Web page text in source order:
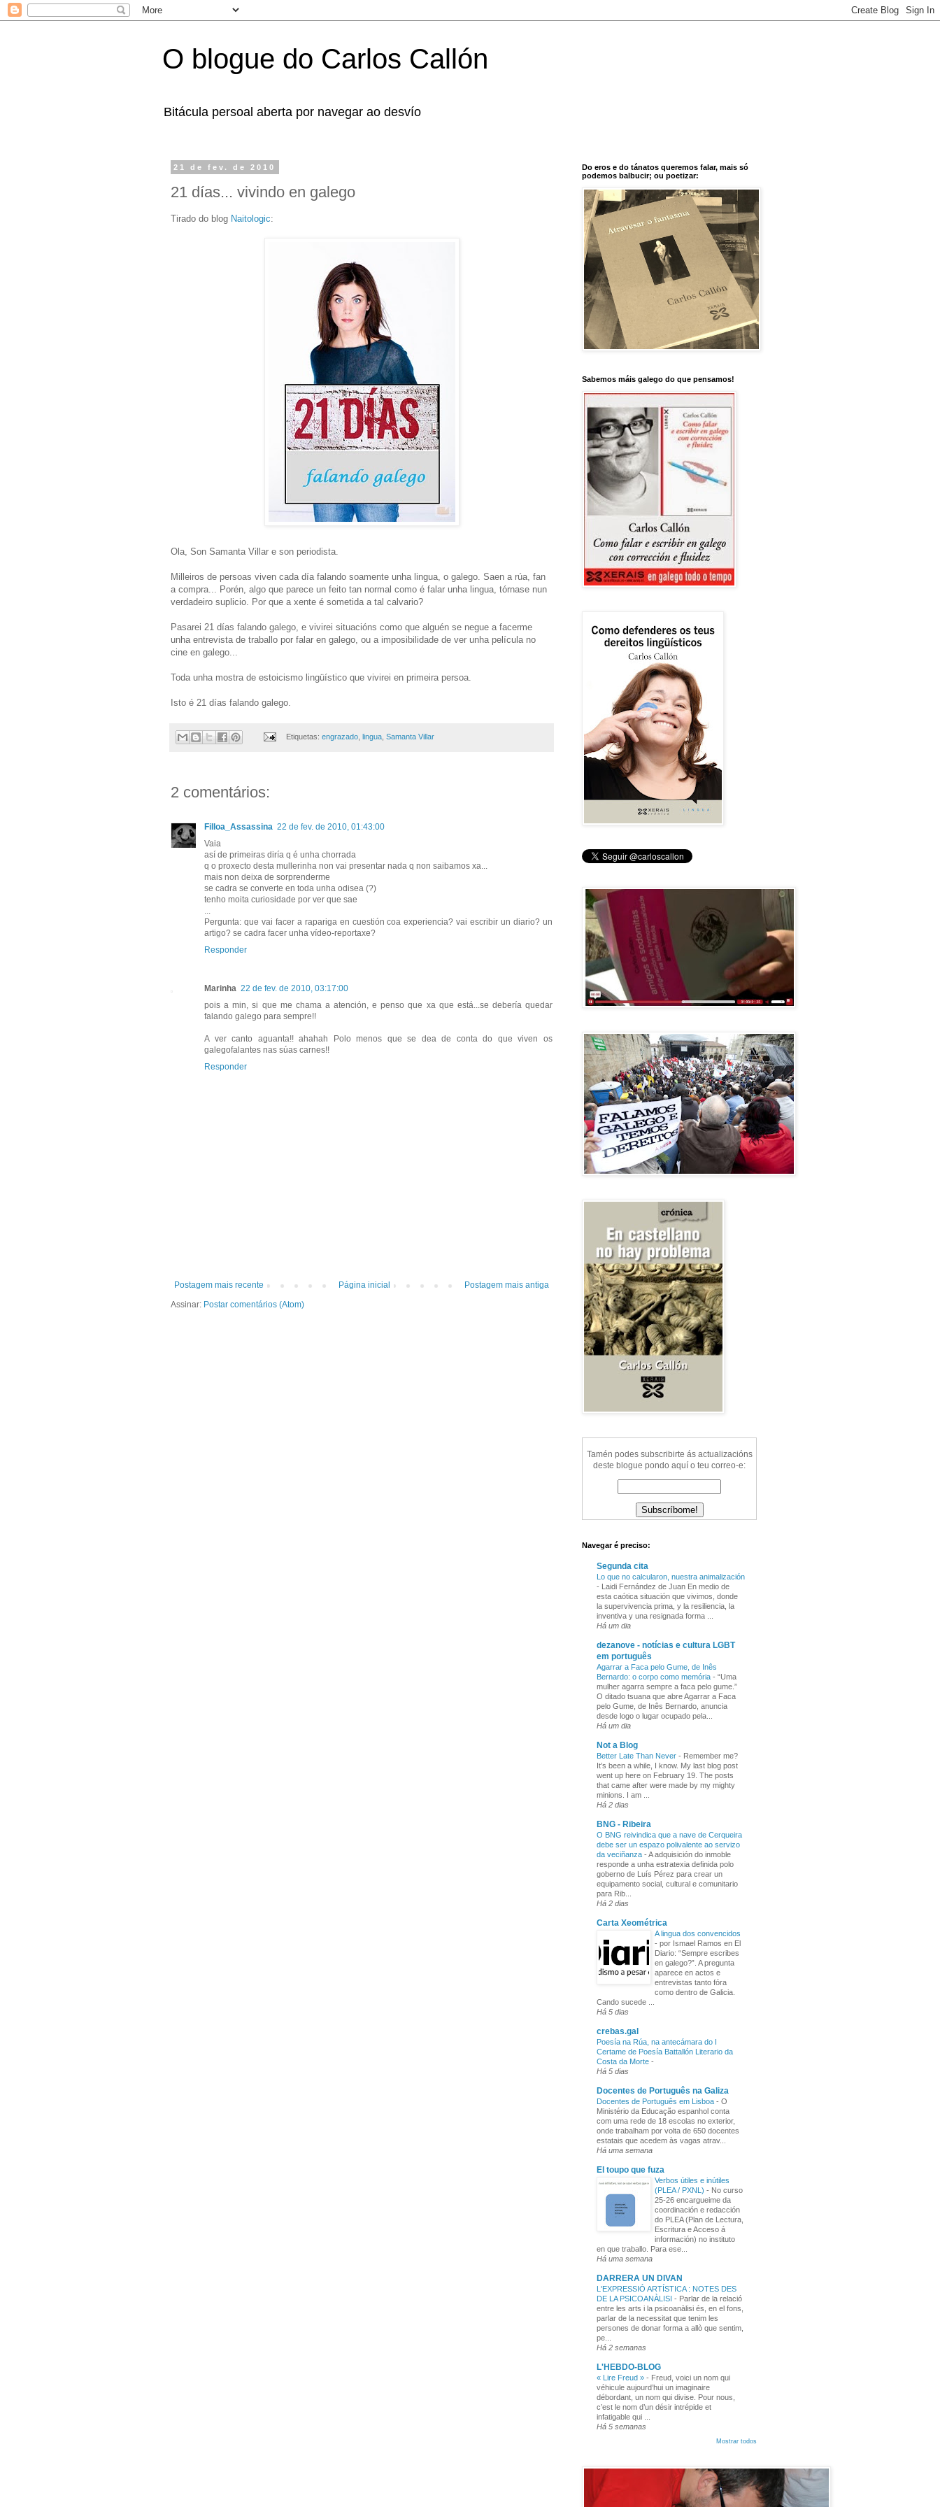
O blogue do Carlos Callón
Bitácula persoal aberta por navegar ao desvío
21 de fev. de 2010
21 días... vivindo en galego
Tirado do blog Naitologic:
Ola, Son Samanta Villar e son periodista.
Milleiros de persoas viven cada día falando soamente unha lingua, o galego. Saen a rúa, fan
a compra... Porén, algo que parece un feito tan normal como é falar unha lingua, tórnase nun
verdadeiro suplicio. Por que a xente é sometida a tal calvario?
Pasarei 21 días falando galego, e vivirei situacións como que alguén se negue a facerme
unha entrevista de traballo por falar en galego, ou a imposibilidade de ver unha película no
cine en galego...
Toda unha mostra de estoicismo lingüístico que vivirei en primeira persoa.
Isto é 21 días falando galego.
Etiquetas: engrazado, lingua, Samanta Villar
2 comentários:
Filloa_Assassina 22 de fev. de 2010, 01:43:00
Vaia
así de primeiras diría q é unha chorrada
q o proxecto desta mullerinha non vai presentar nada q non saibamos xa...
mais non deixa de sorprenderme
se cadra se converte en toda unha odisea (?)
tenho moita curiosidade por ver que sae
...
Pergunta: que vai facer a rapariga en cuestión coa experiencia? vai escribir un diario? un
artigo? se cadra facer unha vídeo-reportaxe?
Responder
Marinha 22 de fev. de 2010, 03:17:00
pois a min, si que me chama a atención, e penso que xa que está...se debería quedar
falando galego para sempre!!
A ver canto aguanta!! ahahah Polo menos que se dea de conta do que viven os
galegofalantes nas súas carnes!!
Responder
Postagem mais recente Postagem mais antiga
Página inicial
Assinar: Postar comentários (Atom)
Do eros e do tánatos queremos falar, mais só
podemos balbucir; ou poetizar:
Sabemos máis galego do que pensamos!
Tamén podes subscribirte ás actualizacións
deste blogue pondo aquí o teu correo-e:
Navegar é preciso:
Segunda cita
Lo que no calcularon, nuestra animalización
- Laidi Fernández de Juan En medio de
esta caótica situación que vivimos, donde
la supervivencia prima, y la resiliencia, la
inventiva y una resignada forma ...
Há um dia
dezanove - notícias e cultura LGBT
em português
Agarrar a Faca pelo Gume, de Inês
Bernardo: o corpo como memória - “Uma
mulher agarra sempre a faca pelo gume.”
O ditado tsuana que abre Agarrar a Faca
pelo Gume, de Inês Bernardo, anuncia
desde logo o lugar ocupado pela...
Há um dia
Not a Blog
Better Late Than Never - Remember me?
It’s been a while, I know. My last blog post
went up here on February 19. The posts
that came after were made by my mighty
minions. I am ...
Há 2 dias
BNG - Ribeira
O BNG reivindica que a nave de Cerqueira
debe ser un espazo polivalente ao servizo
da veciñanza - A adquisición do inmoble
responde a unha estratexia definida polo
goberno de Luís Pérez para crear un
equipamento social, cultural e comunitario
para Rib...
Há 2 dias
Carta Xeométrica
A lingua dos convencidos
- por Ismael Ramos en El
Diario: “Sempre escribes
en galego?”. A pregunta
aparece en actos e
entrevistas tanto fóra
como dentro de Galicia.
Cando sucede ...
Há 5 dias
crebas.gal
Poesía na Rúa, na antecámara do I
Certame de Poesía Battallón Literario da
Costa da Morte -
Há 5 dias
Docentes de Português na Galiza
Docentes de Português em Lisboa - O
Ministério da Educação espanhol conta
com uma rede de 18 escolas no exterior,
onde trabalham por volta de 650 docentes
estatais que acedem às vagas atrav...
Há uma semana
El toupo que fuza
Verbos útiles e inútiles
(PLEA / PXNL) - No curso
25-26 encargueime da
coordinación e redacción
do PLEA (Plan de Lectura,
Escritura e Acceso á
información) no instituto
en que traballo. Para ese...
Há uma semana
DARRERA UN DIVAN
L'EXPRESSIÓ ARTÍSTICA : NOTES DES
DE LA PSICOANÀLISI - Parlar de la relació
entre les arts i la psicoanàlisi és, en el fons,
parlar de la necessitat que tenim les
persones de donar forma a allò que sentim,
pe...
Há 2 semanas
L'HEBDO-BLOG
« Lire Freud » - Freud, voici un nom qui
véhicule aujourd’hui un imaginaire
débordant, un nom qui divise. Pour nous,
c’est le nom d’un désir intrépide et
infatigable qui ...
Há 5 semanas
Mostrar todos